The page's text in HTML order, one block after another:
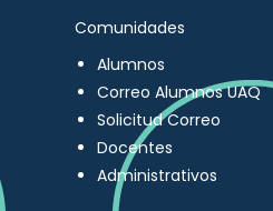
Comunidades
Alumnos
Correo Alumnos UAQ
Solicitud Correo
Docentes
Administrativos